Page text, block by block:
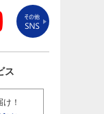
ス
！